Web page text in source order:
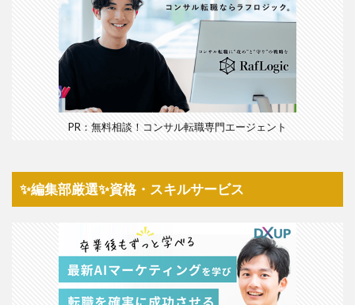
PR：無料相談！コンサル転職専門エージェント
✨編集部厳選✨資格・スキルサービス